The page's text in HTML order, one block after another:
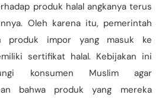
produk halal angkanya terus
Oleh karena itu, pemerintah
produk impor yang masuk ke
sertifikat halal. Kebijakan ini
konsumen Muslim agar
bahwa produk yang mereka